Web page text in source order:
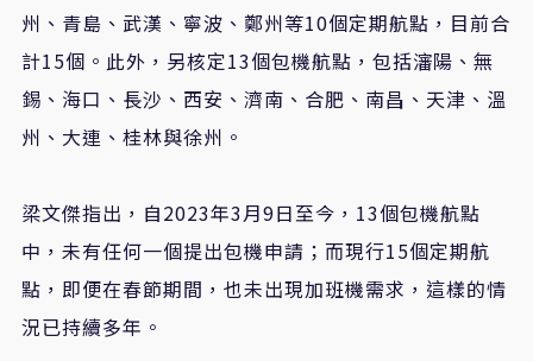
州、青島、武漢、寧波、鄭州等10個定期航點，目前合
計15個。此外，另核定13個包機航點，包括瀋陽、無
錫、海口、長沙、西安、濟南、合肥、南昌、天津、溫
州、大連、桂林與徐州。
梁文傑指出，自2023年3月9日至今，13個包機航點
中，未有任何一個提出包機申請；而現行15個定期航
點，即便在春節期間，也未出現加班機需求，這樣的情
況已持續多年。